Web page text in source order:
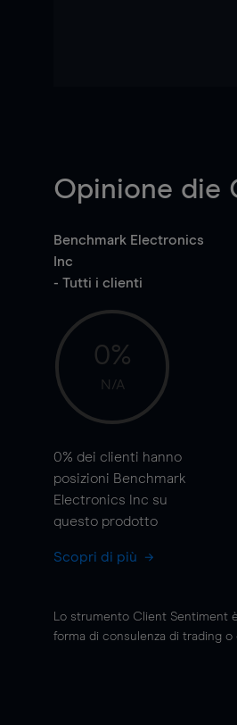
Opinione die
Benchmark Electronics
Inc
- Tutti i clienti
0%
N/A
0% dei clienti hanno
posizioni Benchmark
Electronics Inc su
questo prodotto
Scopri di più
Lo strumento Client Sentiment
forma di consulenza di trading